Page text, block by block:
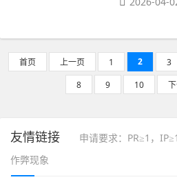
首页 上一页 1 2 3
8
9 10
友情链接
申请要求：PR≥1，
作弊现象